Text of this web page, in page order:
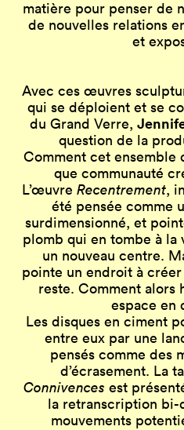
matière pour penser de
de nouvelles relations
et
Avec ces œuvres
qui se déploient et se
du Grand Verre,
question de la
Comment cet ensemble
que communauté
L’œuvre Recentrement,
été pensée comme
surdimensionné, et
plomb qui en tombe à la
un nouveau centre.
pointe un endroit à créer
reste. Comment
espace en
Les disques en ciment
entre eux par une
pensés comme des
d’écrasement. La
Connivences est
la retranscription bi-
mouvements